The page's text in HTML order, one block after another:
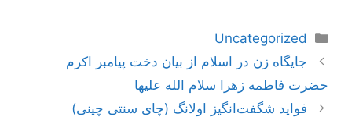
دسته‌ها
Uncategorized
ناوبریجایگاه زن در اسلام از بیان دخت پیامبر اکرم
حضرت فاطمه زهرا سلام الله علیها
فواید شگفت‌انگیز اولانگ (چای سنتی چینی)